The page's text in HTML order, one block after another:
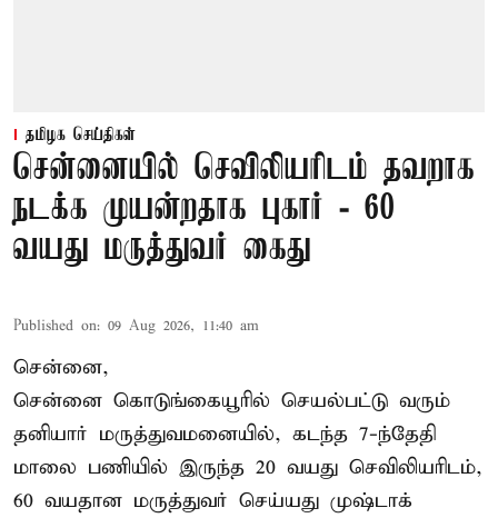
தமிழக செய்திகள்
சென்னையில் செவிலியரிடம் தவறாக
நடக்க முயன்றதாக புகார் - 60
வயது மருத்துவர் கைது
Published on: 09 Aug 2026, 11:40 am
சென்னை,
சென்னை கொடுங்கையூரில் செயல்பட்டு வரும்
தனியார் மருத்துவமனையில், கடந்த 7-ந்தேதி
மாலை பணியில் இருந்த 20 வயது செவிலியரிடம்,
60 வயதான மருத்துவர் செய்யது முஷ்டாக்